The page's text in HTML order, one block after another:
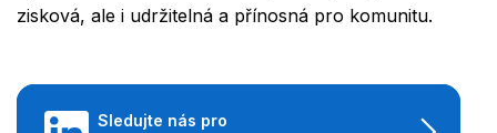
zisková, ale i udržitelná a přínosná pro komunitu.
Sledujte nás pro